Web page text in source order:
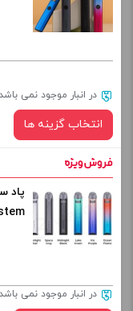
برای فعال شدن سبد
+
در انبار موجود نمی
انتخاب گزینه ها
برای فعال شدن سبد
از کادر بالا انتخاب کنید.
در انبار موجود نمی